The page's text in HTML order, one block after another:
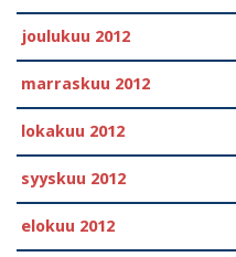
joulukuu 2012
marraskuu 2012
lokakuu 2012
syyskuu 2012
elokuu 2012